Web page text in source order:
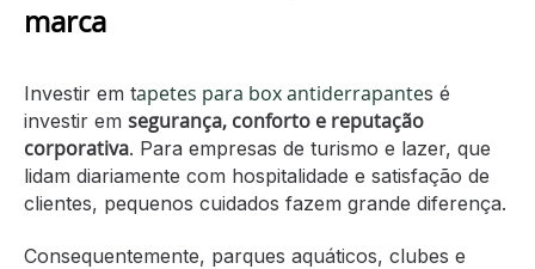
marca
Investir em tapetes para box antiderrapantes é
investir em segurança, conforto e reputação
corporativa. Para empresas de turismo e lazer, que
lidam diariamente com hospitalidade e satisfação de
clientes, pequenos cuidados fazem grande diferença.
Consequentemente, parques aquáticos, clubes e